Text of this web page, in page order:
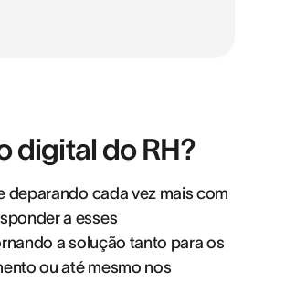
digital do RH?
deparando cada vez mais com
a esses
a solução tanto para os
ou até mesmo nos